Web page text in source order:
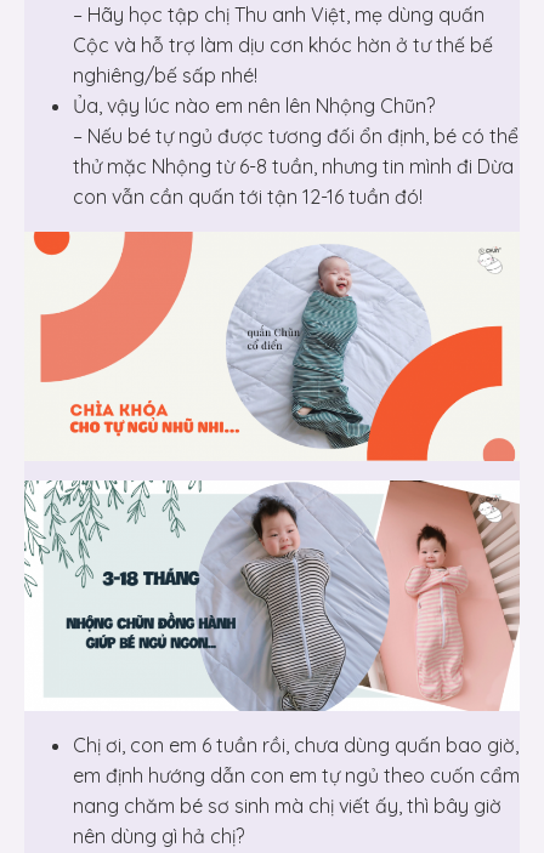
– Hãy học tập chị Thu anh Việt, mẹ dùng quấn
Cộc và hỗ trợ làm dịu cơn khóc hờn ở tư thế bế
nghiêng/bế sấp nhé!
Ủa, vậy lúc nào em nên lên Nhộng Chũn?
– Nếu bé tự ngủ được tương đối ổn định, bé có thể
thử mặc Nhộng từ 6-8 tuần, nhưng tin mình đi Dừa
con vẫn cần quấn tới tận 12-16 tuần đó!
Chị ơi, con em 6 tuần rồi, chưa dùng quấn bao giờ,
em định hướng dẫn con em tự ngủ theo cuốn cẩm
nang chăm bé sơ sinh mà chị viết ấy, thì bây giờ
nên dùng gì hả chị?